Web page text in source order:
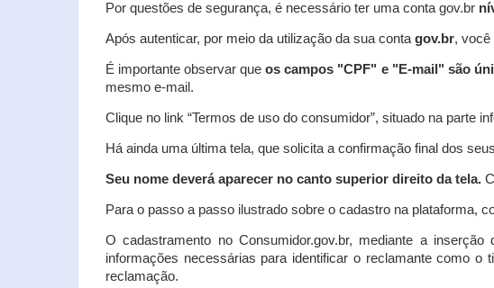
Por questões de segurança, é necessário ter uma conta gov.br
Após autenticar, por meio da utilização da sua conta gov.br, você
É importante observar queos campos "CPF" e "E-mail" são
mesmo e-mail.
Clique no link “Termos de uso do consumidor”, situado na parte
Há ainda uma última tela, que solicita a confirmação final dos
Seu nome deverá aparecer no canto superior direito da tela.
Para o passo a passo ilustrado sobre o cadastro na plataforma,
O cadastramento no Consumidor.gov.br, mediante a
informações necessárias para identificar o reclamante como
reclamação.